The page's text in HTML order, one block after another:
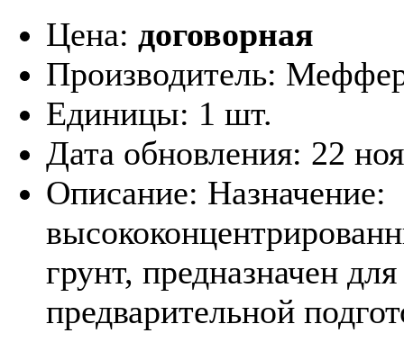
Цена: договорная
Производитель:
Единицы: 1 шт.
Дата обновления: 22
Описание: Назначение:
грунт, предназначен для
предварительной